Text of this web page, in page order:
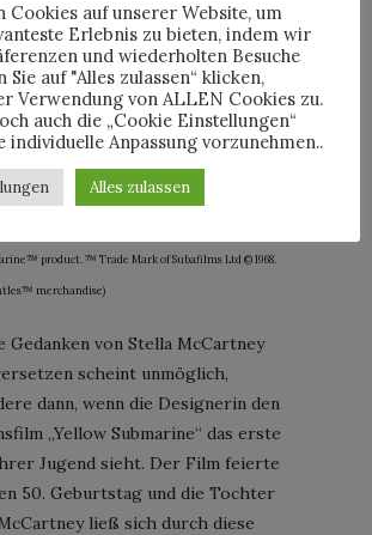
„ALL TOGETHER
MANTEL VON
MCCARTNEY
Posted on26. August 2019
product. ™ Trade Mark of Subafilms Ltd © 1968.
merchandise)
Gedanken von Stella McCartney
scheint unmöglich,
dann, wenn die Designerin den
„Yellow Submarine“ das erste
Jugend sieht. Der Film feierte
50. Geburtstag und die Tochter
ließ sich durch diese
Cookies auf unserer Website, um
Erlebnis zu bieten, indem wir
und wiederholten Besuche
Sie auf "Alles zulassen“ klicken,
Verwendung von ALLEN Cookies zu.
auch die „Cookie Einstellungen“
individuelle Anpassung vorzunehmen..
Alles zulassen